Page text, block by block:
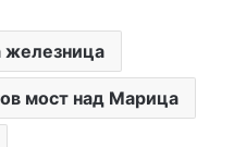
железница
мост над Марица